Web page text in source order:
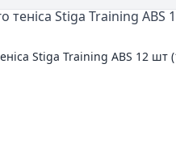
Stiga Training ABS 12 шт